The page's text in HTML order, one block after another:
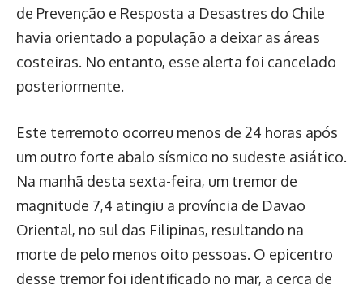
de Prevenção e Resposta a Desastres do Chile
havia orientado a população a deixar as áreas
costeiras. No entanto, esse alerta foi cancelado
posteriormente.
Este terremoto ocorreu menos de 24 horas após
um outro forte abalo sísmico no sudeste asiático.
Na manhã desta sexta-feira, um tremor de
magnitude 7,4 atingiu a província de Davao
Oriental, no sul das Filipinas, resultando na
morte de pelo menos oito pessoas. O epicentro
desse tremor foi identificado no mar, a cerca de